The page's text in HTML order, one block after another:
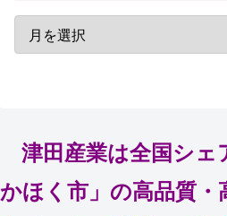
津田産業は全国シェ
かほく市」の高品質・